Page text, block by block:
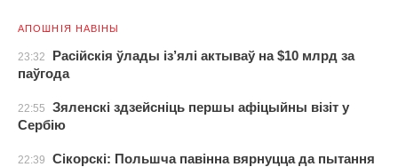
АПОШНІЯ НАВІНЫ
23:32
Расійскія ўлады із’ялі актываў на $10 млрд за
паўгода
22:55
Зяленскі здзейсніць першы афіцыйны візіт у
Сербію
22:39
Сікорскі: Польшча павінна вярнуцца да пытання